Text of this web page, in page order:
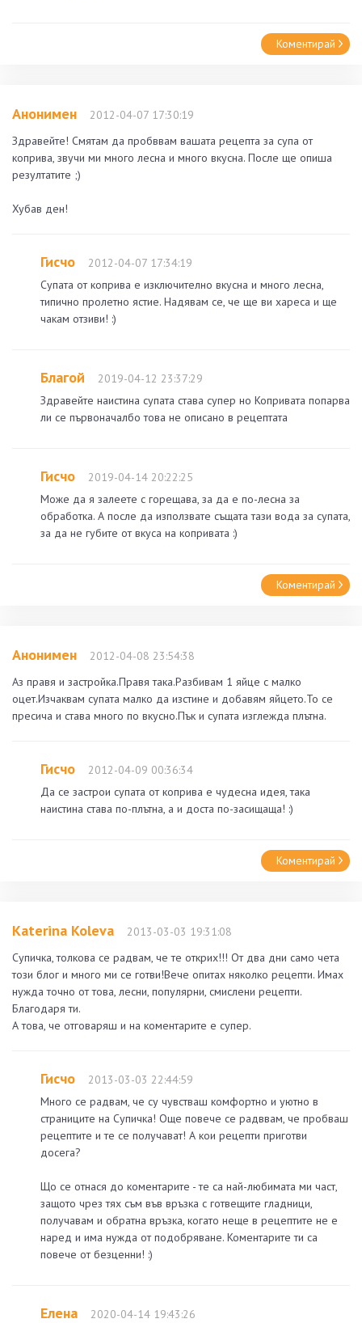
Коментирай
Анонимен
2012-04-07 17:30:19
Здравейте! Смятам да пробввам вашата рецепта за супа от
коприва, звучи ми много лесна и много вкусна. После ще опиша
резултатите ;)
Хубав ден!
Гисчо
2012-04-07 17:34:19
Супата от коприва е изключително вкусна и много лесна,
типично пролетно ястие. Надявам се, че ще ви хареса и ще
чакам отзиви! :)
Благой
2019-04-12 23:37:29
Здравейте наистина супата става супер но Копривата попарва
ли се първоначалбо това не описано в рецептата
Гисчо
2019-04-14 20:22:25
Може да я залеете с горещава, за да е по-лесна за
обработка. А после да използвате същата тази вода за супата,
за да не губите от вкуса на копривата :)
Коментирай
Анонимен
2012-04-08 23:54:38
Аз правя и застройка.Правя така.Разбивам 1 яйце с малко
оцет.Изчаквам супата малко да изстине и добавям яйцето.То се
пресича и става много по вкусно.Пък и супата изглежда плътна.
Гисчо
2012-04-09 00:36:34
Да се застрои супата от коприва е чудесна идея, така
наистина става по-плътна, а и доста по-засищаща! :)
Коментирай
Katerina Koleva
2013-03-03 19:31:08
Супичка, толкова се радвам, че те открих!!! От два дни само чета
този блог и много ми се готви!Вече опитах няколко рецепти. Имах
нужда точно от това, лесни, популярни, смислени рецепти.
Благодаря ти.
А това, че отговаряш и на коментарите е супер.
Гисчо
2013-03-03 22:44:59
Много се радвам, че су чувстваш комфортно и уютно в
страниците на Супичка! Още повече се радввам, че пробваш
рецептите и те се получават! А кои рецепти приготви
досега?
Що се отнася до коментарите - те са най-любимата ми част,
защото чрез тях съм във връзка с готвещите гладници,
получавам и обратна връзка, когато неще в рецептите не е
наред и има нужда от подобряване. Коментарите ти са
повече от безценни! :)
Елена 2020-04-14 19:43:26